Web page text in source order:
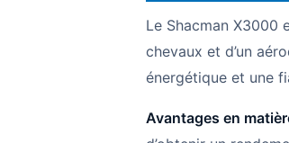
Le Shacman X3000
chevaux et d’un
énergétique et une
Avantages en